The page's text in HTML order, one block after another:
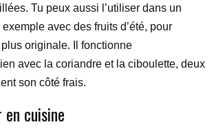
Tu peux aussi l’utiliser dans un
avec des fruits d’été, pour
originale. Il fonctionne
avec la coriandre et la ciboulette, deux
son côté frais.
en cuisine